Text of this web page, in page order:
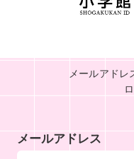
メールアドレ
メールアドレス